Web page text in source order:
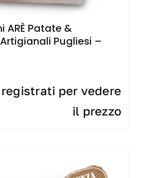
ARÈ Patate &
Pugliesi –
registrati per vedere
il prezzo